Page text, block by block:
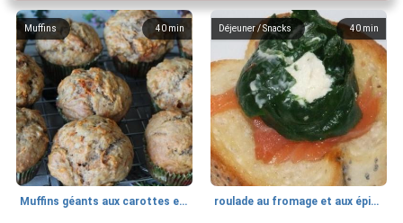
40 min
Muffins
Muffins géants aux carottes et à la banane de Nif
40 min
Déjeuner / Snacks
roulade au fromage et aux épinards